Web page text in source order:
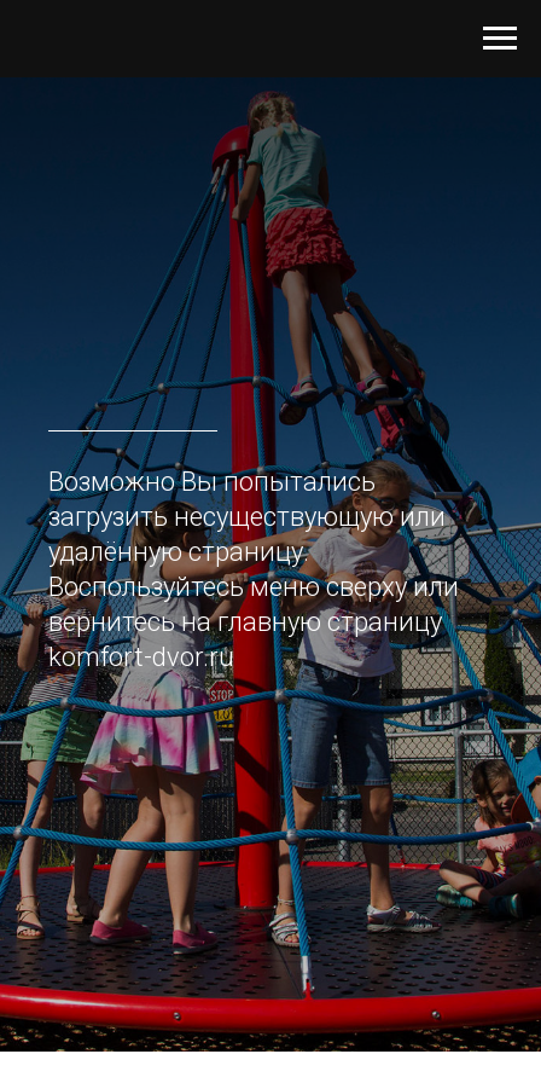
Возможно Вы попытались
загрузить несуществующую или
удалённую страницу.
Воспользуйтесь меню сверху или
вернитесь на главную страницу
komfort-dvor.ru